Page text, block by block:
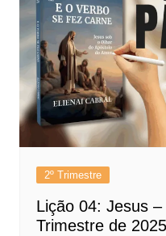
2º Trimestre
Lição 04: Jesus
Trimestre de 2025